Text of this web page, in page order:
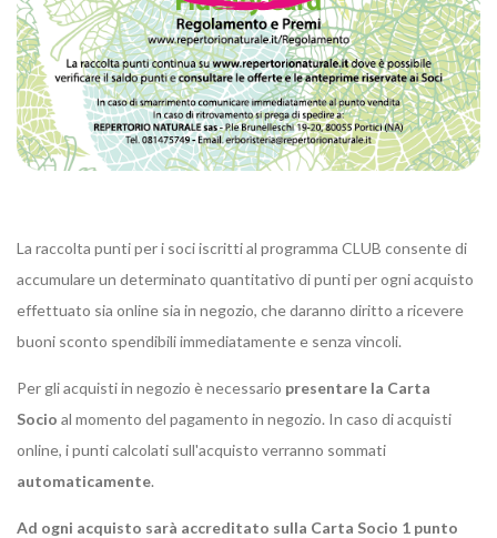
La raccolta punti per i soci iscritti al programma CLUB consente di
accumulare un determinato quantitativo di punti per ogni acquisto
effettuato sia online sia in negozio, che daranno diritto a ricevere
buoni sconto spendibili immediatamente e senza vincoli.
Per gli acquisti in negozio è necessario presentare la Carta
Socio al momento del pagamento in negozio. In caso di acquisti
online, i punti calcolati sull'acquisto verranno sommati
automaticamente.
Ad ogni acquisto sarà accreditato sulla Carta Socio 1 punto